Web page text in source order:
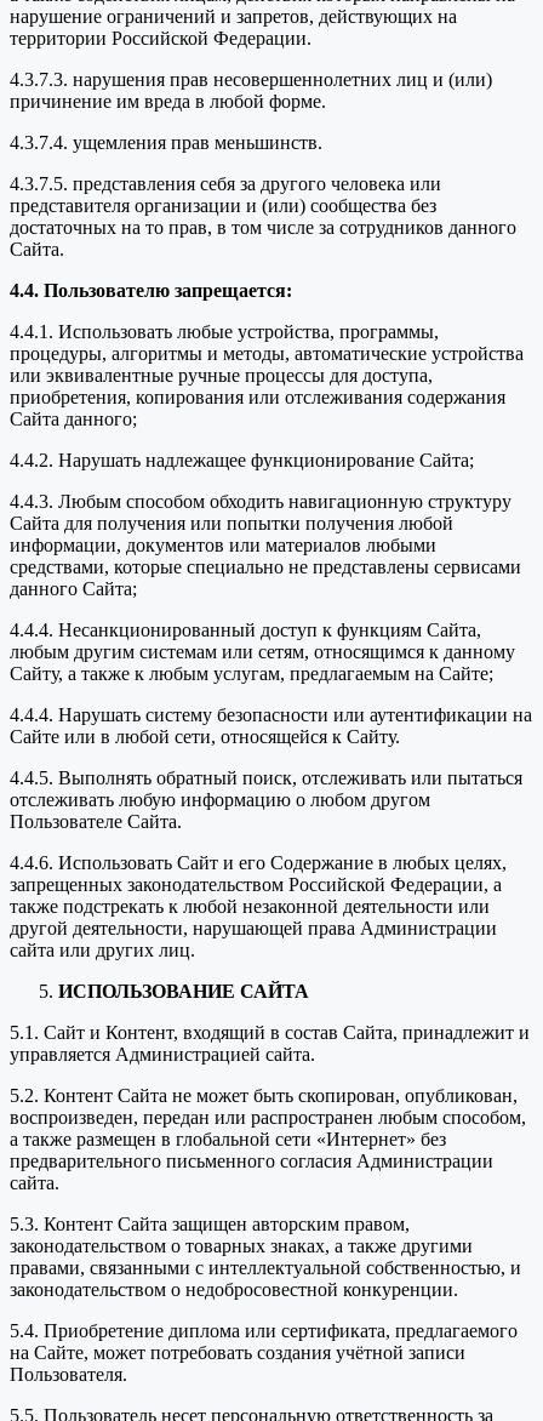
нарушение ограничений и запретов, действующих на
территории Российской Федерации.
4.3.7.3. нарушения прав несовершеннолетних лиц и (или)
причинение им вреда в любой форме.
4.3.7.4. ущемления прав меньшинств.
4.3.7.5. представления себя за другого человека или
представителя организации и (или) сообщества без
достаточных на то прав, в том числе за сотрудников данного
Сайта.
4.4. Пользователю запрещается:
4.4.1. Использовать любые устройства, программы,
процедуры, алгоритмы и методы, автоматические устройства
или эквивалентные ручные процессы для доступа,
приобретения, копирования или отслеживания содержания
Сайта данного;
4.4.2. Нарушать надлежащее функционирование Сайта;
4.4.3. Любым способом обходить навигационную структуру
Сайта для получения или попытки получения любой
информации, документов или материалов любыми
средствами, которые специально не представлены сервисами
данного Сайта;
4.4.4. Несанкционированный доступ к функциям Сайта,
любым другим системам или сетям, относящимся к данному
Сайту, а также к любым услугам, предлагаемым на Сайте;
4.4.4. Нарушать систему безопасности или аутентификации на
Сайте или в любой сети, относящейся к Сайту.
4.4.5. Выполнять обратный поиск, отслеживать или пытаться
отслеживать любую информацию о любом другом
Пользователе Сайта.
4.4.6. Использовать Сайт и его Содержание в любых целях,
запрещенных законодательством Российской Федерации, а
также подстрекать к любой незаконной деятельности или
другой деятельности, нарушающей права Администрации
сайта или других лиц.
ИСПОЛЬЗОВАНИЕ САЙТА
5.1. Сайт и Контент, входящий в состав Сайта, принадлежит и
управляется Администрацией сайта.
5.2. Контент Сайта не может быть скопирован, опубликован,
воспроизведен, передан или распространен любым способом,
а также размещен в глобальной сети «Интернет» без
предварительного письменного согласия Администрации
сайта.
5.3. Контент Сайта защищен авторским правом,
законодательством о товарных знаках, а также другими
правами, связанными с интеллектуальной собственностью, и
законодательством о недобросовестной конкуренции.
5.4. Приобретение диплома или сертификата, предлагаемого
на Сайте, может потребовать создания учётной записи
Пользователя.
5.5. Пользователь несет персональную ответственность за